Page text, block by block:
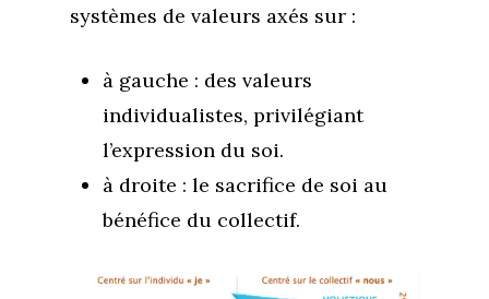
systèmes de valeurs axés sur :
à gauche : des valeurs
individualistes, privilégiant
l’expression du soi.
à droite : le sacrifice de soi au
bénéfice du collectif.
Se réaliser
Accompagnements
La Boussole
Renaissance
Membership
Boutique
Contact